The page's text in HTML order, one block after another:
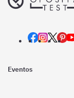
Eventos